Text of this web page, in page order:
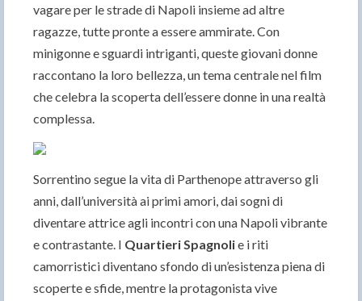
vagare per le strade di Napoli insieme ad altre
ragazze, tutte pronte a essere ammirate. Con
minigonne e sguardi intriganti, queste giovani donne
raccontano la loro bellezza, un tema centrale nel film
che celebra la scoperta dell’essere donne in una realtà
complessa.
Sorrentino segue la vita di Parthenope attraverso gli
anni, dall’università ai primi amori, dai sogni di
diventare attrice agli incontri con una Napoli vibrante
e contrastante. I Quartieri Spagnolie i riti
camorristici diventano sfondo di un’esistenza piena di
scoperte e sfide, mentre la protagonista vive